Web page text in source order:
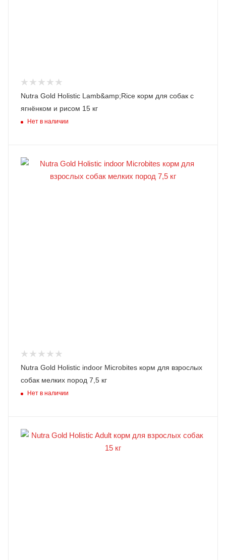
Nutra Gold Holistic Lamb&amp;Rice корм для собак c
ягнёнком и рисом 15 кг
Нет в наличии
Nutra Gold Holistic indoor Microbites корм для взрослых
собак мелких пород 7,5 кг
Нет в наличии